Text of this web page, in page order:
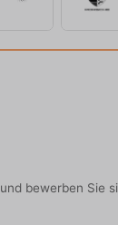
bewerben Sie